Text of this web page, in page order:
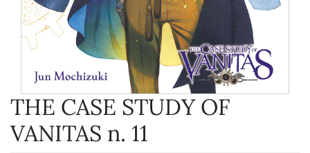
THE CASE STUDY OF
VANITAS n. 11